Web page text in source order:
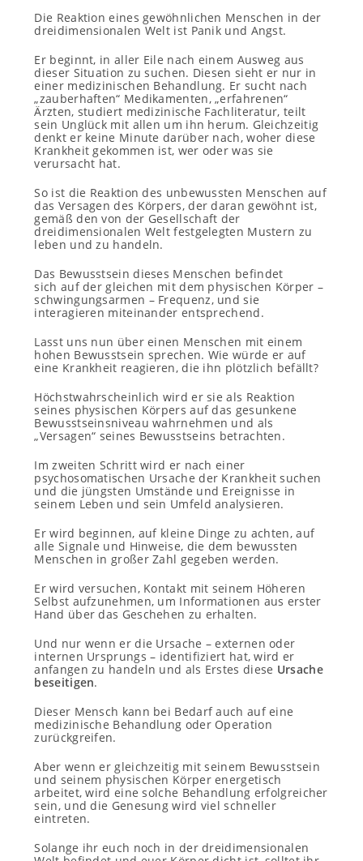
Die Reaktion eines gewöhnlichen Menschen in der
dreidimensionalen Welt ist Panik und Angst.
Er beginnt, in aller Eile nach einem Ausweg aus
dieser Situation zu suchen. Diesen sieht er nur in
einer medizinischen Behandlung. Er sucht nach
„zauberhaften“ Medikamenten, „erfahrenen“
Ärzten, studiert medizinische Fachliteratur, teilt
sein Unglück mit allen um ihn herum. Gleichzeitig
denkt er keine Minute darüber nach, woher diese
Krankheit gekommen ist, wer oder was sie
verursacht hat.
So ist die Reaktion des unbewussten Menschen auf
das Versagen des Körpers, der daran gewöhnt ist,
gemäß den von der Gesellschaft der
dreidimensionalen Welt festgelegten Mustern zu
leben und zu handeln.
Das Bewusstsein dieses Menschen befindet
sich auf der gleichen mit dem physischen Körper –
schwingungsarmen – Frequenz, und sie
interagieren miteinander entsprechend.
Lasst uns nun über einen Menschen mit einem
hohen Bewusstsein sprechen. Wie würde er auf
eine Krankheit reagieren, die ihn plötzlich befällt?
Höchstwahrscheinlich wird er sie als Reaktion
seines physischen Körpers auf das gesunkene
Bewusstseinsniveau wahrnehmen und als
„Versagen“ seines Bewusstseins betrachten.
Im zweiten Schritt wird er nach einer
psychosomatischen Ursache der Krankheit suchen
und die jüngsten Umstände und Ereignisse in
seinem Leben und sein Umfeld analysieren.
Er wird beginnen, auf kleine Dinge zu achten, auf
alle Signale und Hinweise, die dem bewussten
Menschen in großer Zahl gegeben werden.
Er wird versuchen, Kontakt mit seinem Höheren
Selbst aufzunehmen, um Informationen aus erster
Hand über das Geschehen zu erhalten.
Und nur wenn er die Ursache – externen oder
internen Ursprungs – identifiziert hat, wird er
anfangen zu handeln und als Erstes diese Ursache
beseitigen.
Dieser Mensch kann bei Bedarf auch auf eine
medizinische Behandlung oder Operation
zurückgreifen.
Aber wenn er gleichzeitig mit seinem Bewusstsein
und seinem physischen Körper energetisch
arbeitet, wird eine solche Behandlung erfolgreicher
sein, und die Genesung wird viel schneller
eintreten.
Solange ihr euch noch in der dreidimensionalen